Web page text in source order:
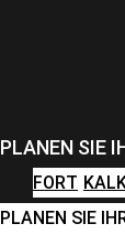
PLANEN SIE
FORT
PLANEN SIE